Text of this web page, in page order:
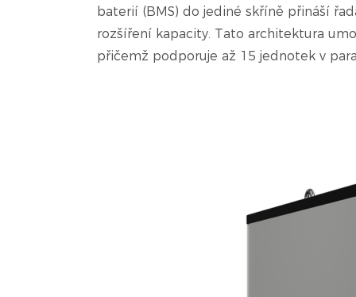
baterií (BMS) do jediné skříně přináší
rozšíření kapacity. Tato architektura
přičemž podporuje až 15 jednotek v